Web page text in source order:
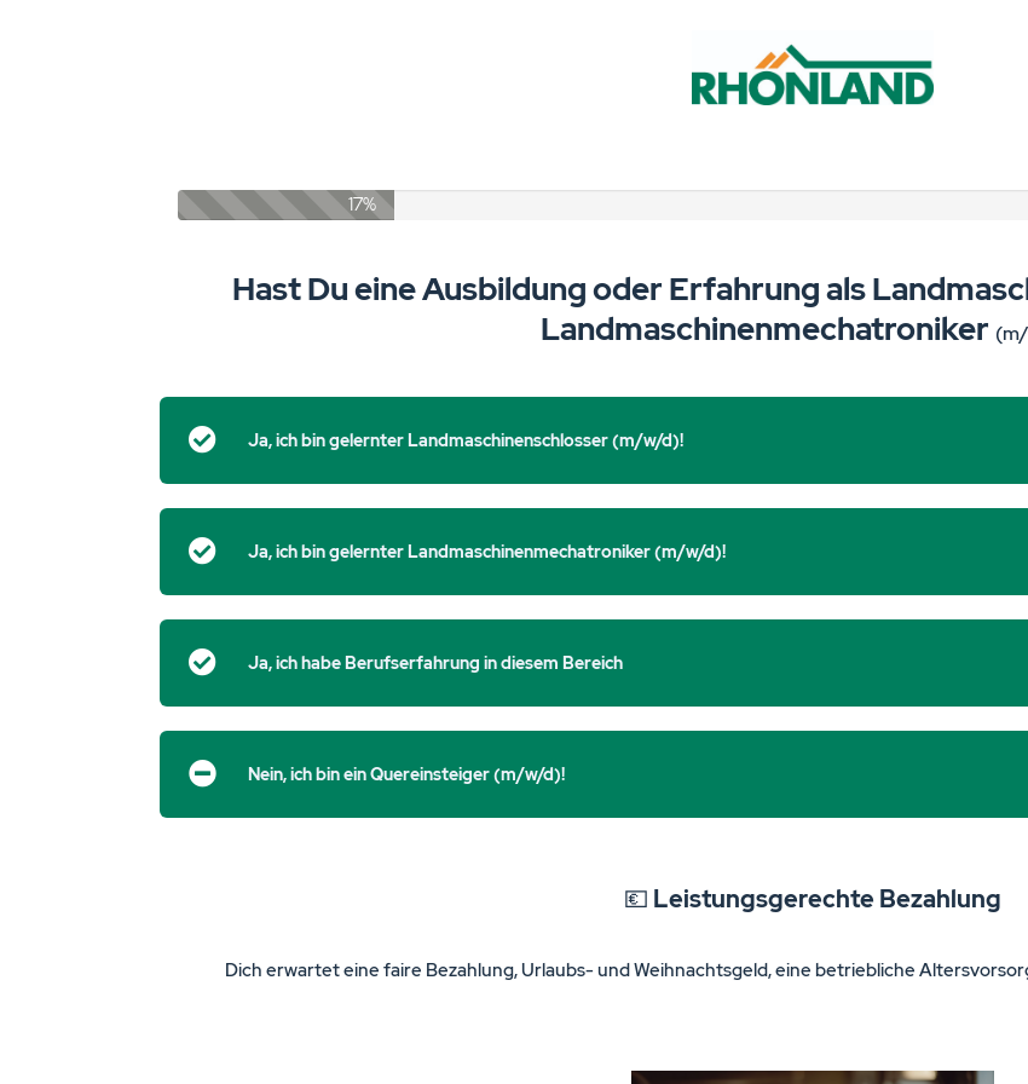
17%
Hast Du eine Ausbildung oder Erfahrung als
Landmaschinenmechatroniker
Ja, ich bin gelernter Landmaschinenschlosser (m/w/d)!
Ja, ich bin gelernter Landmaschinenmechatroniker (m/w/d)!
Ja, ich habe Berufserfahrung in diesem Bereich
Nein, ich bin ein Quereinsteiger (m/w/d)!
💶 Leistungsgerechte Bezahlung
Dich erwartet eine faire Bezahlung, Urlaubs- und Weihnachtsgeld, eine betriebliche